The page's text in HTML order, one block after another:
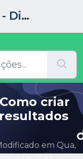
Central de Ajuda - Dito CRM
criar
em Qua,